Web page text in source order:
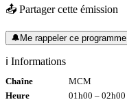
📤 Partager cette émission
🔔Me rappeler ce programme
ℹ️ Informations
Chaîne
MCM
Heure
01h00 – 02h00